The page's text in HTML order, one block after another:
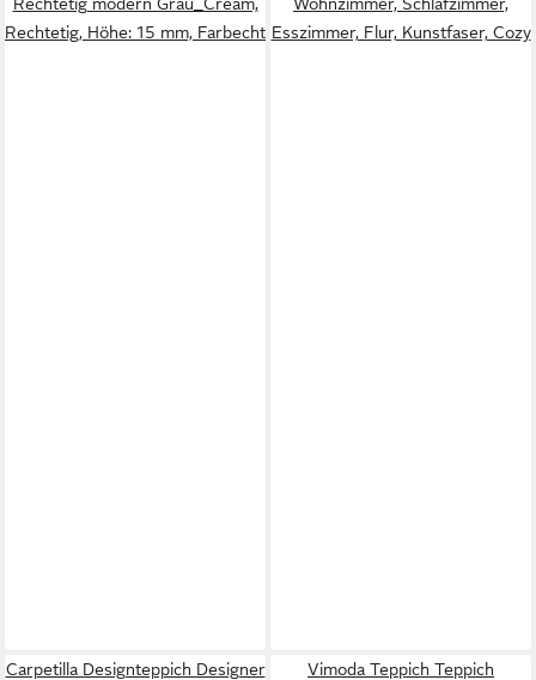
Rechtetig, Höhe: 15 mm, Farbecht Esszimmer, Flur, Kunstfaser, Cozy
Carpetilla Designteppich Designer
Vimoda Teppich Teppich